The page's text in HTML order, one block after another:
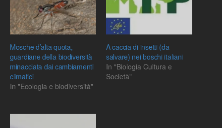
Mosche d’alta quota,
guardiane della biodiversità
minacciata dai cambiamenti
climatici
In "Ecologia e biodiversità"
A caccia di insetti (da
salvare) nei boschi italiani
In "Biologia Cultura e
Società"